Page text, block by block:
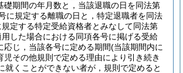
礎期間の年月数と，当該退職の日を同法第
に規定する離職の日と，特定退職者を同法
定する特定受給資格者とみなして同法第
した場合における同項各号に掲げる受給
応じ，当該各号に定める期間(当該期間内に
児その他規則で定める理由により引き続き
就くことができない者が，規則で定めると